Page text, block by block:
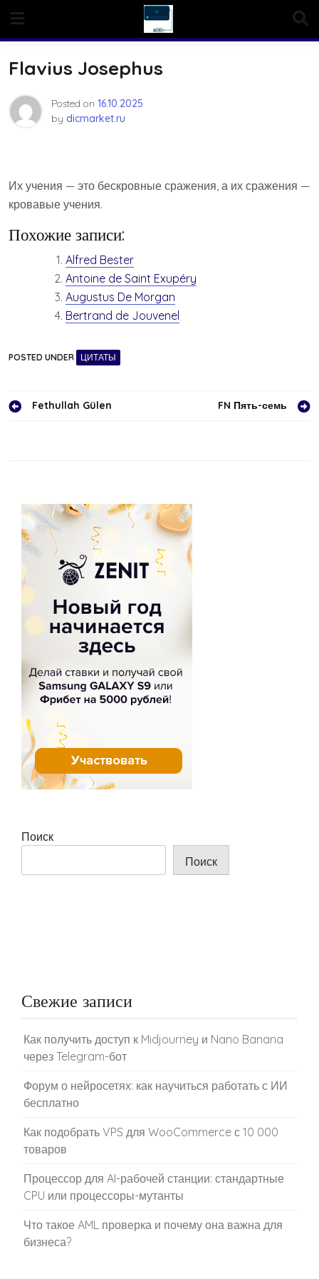
content
Flavius Josephus
Posted on 16.10.2025
by dicmarket.ru
Их учения — это бескровные сражения, а их сражения —
кровавые учения.
Похожие записи:
Alfred Bester
Antoine de Saint Exupéry
Augustus De Morgan
Bertrand de Jouvenel
POSTED UNDER ЦИТАТЫ
Навигация
Fethullah Gülen FN Пять-семь
Поиск
Поиск
Свежие записи
Как получить доступ к Midjourney и Nano Banana
через Telegram-бот
Форум о нейросетях: как научиться работать с ИИ
бесплатно
Как подобрать VPS для WooCommerce с 10 000
товаров
Процессор для AI-рабочей станции: стандартные
CPU или процессоры-мутанты
Что такое AML проверка и почему она важна для
бизнеса?